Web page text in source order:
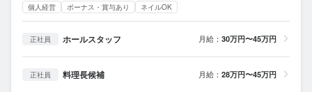
個人経営 ボーナス・賞与あり ネイルOK
正社員 ホールスタッフ 月給： 30万円〜45万円
正社員 料理長候補 月給： 28万円〜45万円